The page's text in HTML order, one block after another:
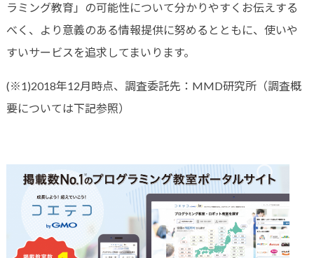
ラミング教育」の可能性について分かりやすくお伝えする
べく、より意義のある情報提供に努めるとともに、使いや
すいサービスを追求してまいります。
(※1)2018年12月時点、調査委託先：MMD研究所（調査概
要については下記参照）